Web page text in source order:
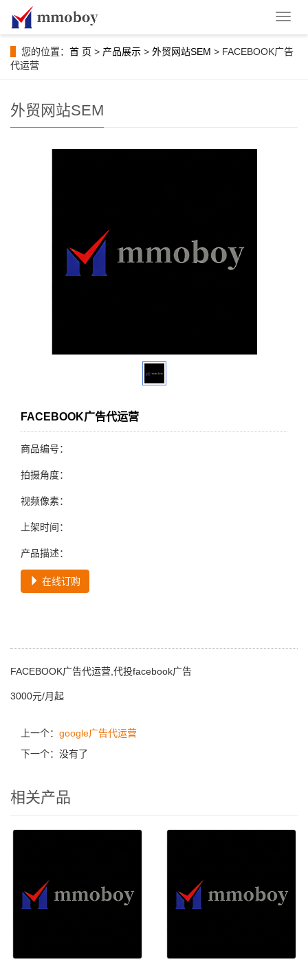
导
菜
单
您的位置： 首 页 > 产品展示 > 外贸网站SEM > FACEBOOK广告
代运营
外贸网站SEM
FACEBOOK广告代运营
商品编号：
拍摄角度：
视频像素：
上架时间：
产品描述：
在线订购
FACEBOOK广告代运营,代投facebook广告
3000元/月起
上一个： google广告代运营
下一个：没有了
相关产品